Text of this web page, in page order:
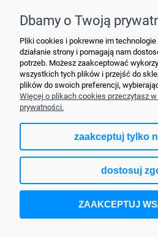
+48790635548•
Sklep internetowy
Dbamy o Twoją
Pliki cookies i pokrewne im
działanie strony i pomagają nam
potrzeb. Możesz zaakceptować
wszystkich tych plików i przejść do
plików do swoich preferencji,
Więcej o plikach cookies przeczytasz
prywatności.
zaakceptuj tylko
dostosuj
ZAAKCEPTUJ